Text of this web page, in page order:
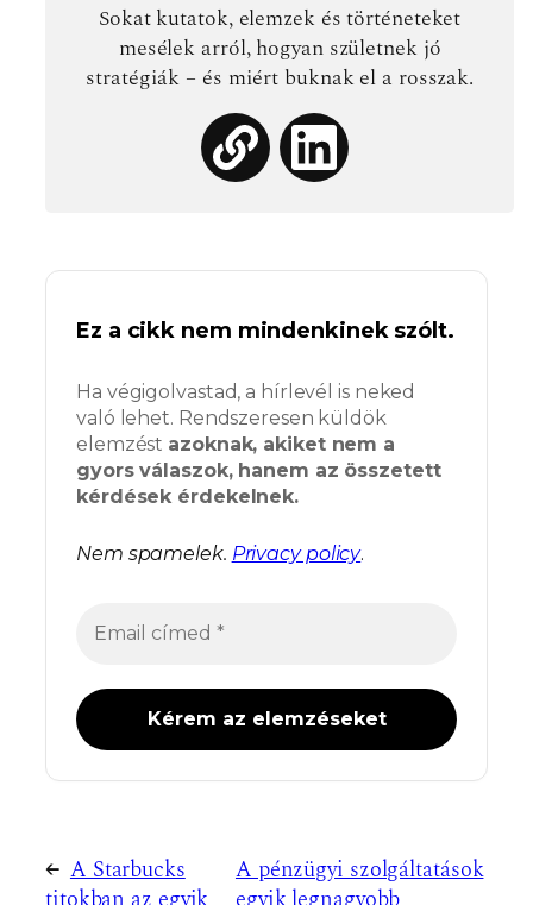
Sokat kutatok, elemzek és történeteket
mesélek arról, hogyan születnek jó
stratégiák – és miért buknak el a rosszak.
Ez a cikk nem mindenkinek szólt.
Ha végigolvastad, a hírlevél is neked
való lehet. Rendszeresen küldök
elemzést azoknak, akiket nem a
gyors válaszok, hanem az összetett
kérdések érdekelnek.
Nem spamelek. Privacy policy.
← A Starbucks
A pénzügyi szolgáltatások